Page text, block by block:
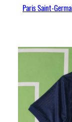
Paris Saint-